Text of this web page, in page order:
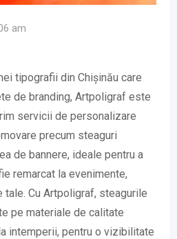
am
tipografii din Chișinău care
de branding, Artpoligraf este
servicii de personalizare
precum steaguri
de bannere, ideale pentru a
remarcat la evenimente,
Cu Artpoligraf, steagurile
pe materiale de calitate
intemperii, pentru o vizibilitate